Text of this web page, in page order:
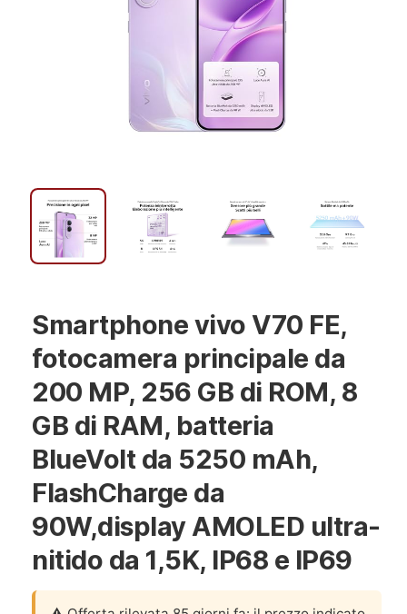
Smartphone vivo V70 FE,
fotocamera principale da
200 MP, 256 GB di ROM, 8
GB di RAM, batteria
BlueVolt da 5250 mAh,
FlashCharge da
90W,display AMOLED ultra-
nitido da 1,5K, IP68 e IP69